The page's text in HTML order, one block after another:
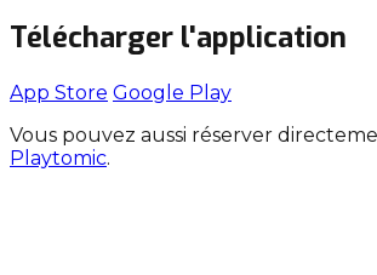
Télécharger l'application
App Store Google Play
Vous pouvez aussi réserver
Playtomic.